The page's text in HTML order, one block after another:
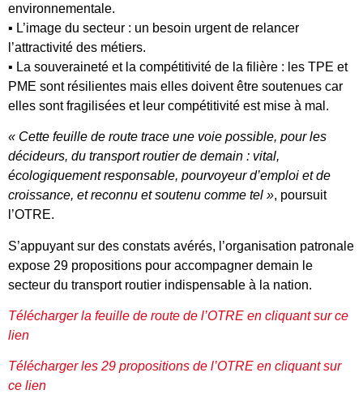
environnementale.
▪ L’image du secteur : un besoin urgent de relancer
l’attractivité des métiers.
▪ La souveraineté et la compétitivité de la filière : les TPE et
PME sont résilientes mais elles doivent être soutenues car
elles sont fragilisées et leur compétitivité est mise à mal.
« Cette feuille de route trace une voie possible, pour les
décideurs, du transport routier de demain : vital,
écologiquement responsable, pourvoyeur d’emploi et de
croissance, et reconnu et soutenu comme tel », poursuit
l’OTRE.
S’appuyant sur des constats avérés, l’organisation patronale
expose 29 propositions pour accompagner demain le
secteur du transport routier indispensable à la nation.
Télécharger la feuille de route de l’OTRE en cliquant sur ce
lien
Télécharger les 29 propositions de l’OTRE en cliquant sur
ce lien